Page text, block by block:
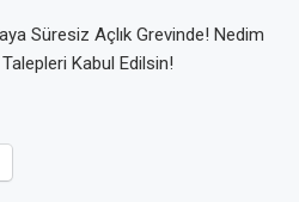
Süresiz Açlık Grevinde! Nedim
Kabul Edilsin!